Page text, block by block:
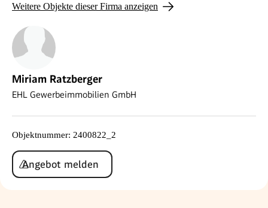
Weitere Objekte dieser Firma anzeigen
Miriam Ratzberger
EHL Gewerbeimmobilien GmbH
Objektnummer: 2400822_2
Angebot melden